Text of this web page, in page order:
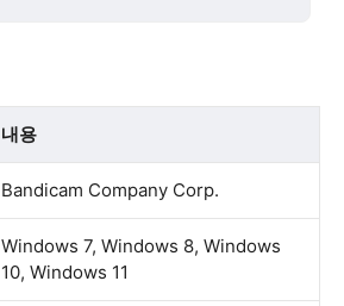
내용
Bandicam Company Corp.
Windows 7, Windows 8, Windows
10, Windows 11